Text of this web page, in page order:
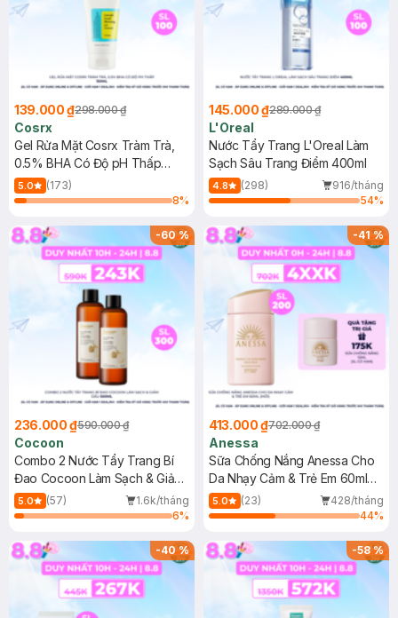
139.000 ₫298.000 ₫
Cosrx
Gel Rửa Mặt Cosrx Tràm Trà,
0.5% BHA Có Độ pH Thấp
150ml
5.0
(173)
8%
145.000 ₫289.000 ₫
L'Oreal
Nước Tẩy Trang L'Oreal Làm
Sạch Sâu Trang Điểm 400ml
4.8 (298)
916/tháng
54%
-60%
236.000 ₫590.000 ₫
Cocoon
Combo 2 Nước Tẩy Trang Bí
Đao Cocoon Làm Sạch & Giảm
Dầu 500ml
5.0 (57)
1.6k/tháng
6%
-41%
413.000 ₫702.000 ₫
Anessa
Sữa Chống Nắng Anessa Cho
Da Nhạy Cảm & Trẻ Em 60ml
(Mới)
5.0 (23)
428/tháng
44%
-40% -58%